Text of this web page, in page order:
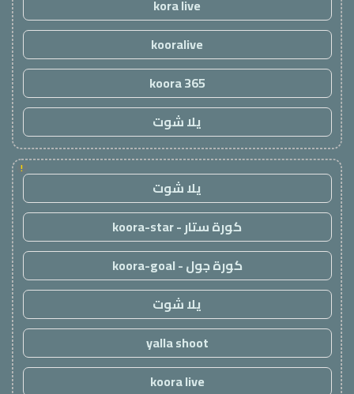
kora live
kooralive
koora 365
يلا شوت
!
يلا شوت
كورة ستار - koora-star
كورة جول - koora-goal
يلا شوت
yalla shoot
koora live